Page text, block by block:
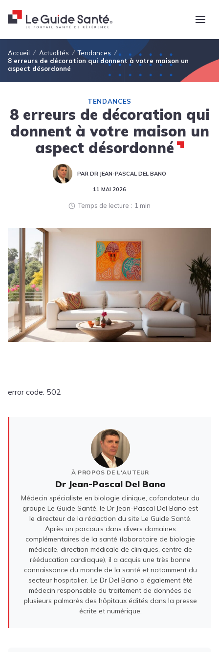
Fil d'Ariane
Accueil Actualités
Tendances
8 erreurs de décoration qui donnent à votre maison un
aspect désordonné
TENDANCES
8 erreurs de décoration qui
donnent à votre maison un
aspect désordonné
PAR DR JEAN-PASCAL DEL BANO
11 MAI 2026
Temps de lecture 1 min
error code: 502
À PROPOS DE L'AUTEUR
Dr Jean-Pascal Del Bano
Médecin spécialiste en biologie clinique, cofondateur du
groupe Le Guide Santé, le Dr Jean-Pascal Del Bano est
le directeur de la rédaction du site Le Guide Santé.
Après un parcours dans divers domaines
complémentaires de la santé (laboratoire de biologie
médicale, direction médicale de cliniques, centre de
rééducation cardiaque), il a acquis une très bonne
connaissance du monde de la santé et notamment du
secteur hospitalier. Le Dr Del Bano a également été
médecin responsable du traitement de données de
plusieurs palmarès des hôpitaux édités dans la presse
écrite et numérique.